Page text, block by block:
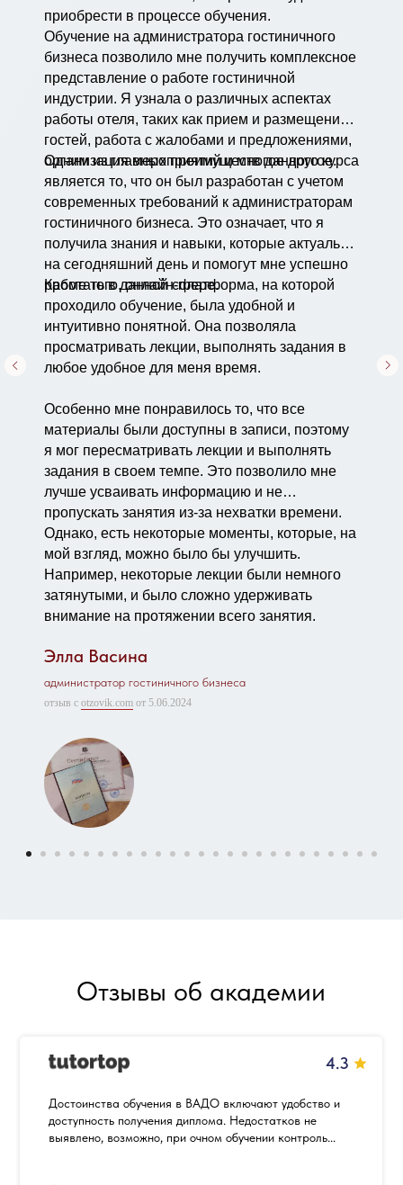
приобрести в процессе обучения.
Обучение на администратора гостиничного
бизнеса позволило мне получить комплексное
представление о работе гостиничной
индустрии. Я узнала о различных аспектах
работы отеля, таких как прием и размещение
гостей, работа с жалобами и предложениями,
организация мероприятий и многое другое.
Одним из главных преимуществ данного курса
является то, что он был разработан с учетом
современных требований к администраторам
гостиничного бизнеса. Это означает, что я
получила знания и навыки, которые актуальны
на сегодняшний день и помогут мне успешно
работать в данной сфере.
Кроме того, онлайн-платформа, на которой
проходило обучение, была удобной и
интуитивно понятной. Она позволяла
просматривать лекции, выполнять задания в
любое удобное для меня время.
Особенно мне понравилось то, что все
материалы были доступны в записи, поэтому
я мог пересматривать лекции и выполнять
задания в своем темпе. Это позволило мне
лучше усваивать информацию и не
пропускать занятия из-за нехватки времени.
Однако, есть некоторые моменты, которые, на
мой взгляд, можно было бы улучшить.
Например, некоторые лекции были немного
затянутыми, и было сложно удерживать
внимание на протяжении всего занятия.
Элла Васина
администратор гостиничного бизнеса
отзыв с otzovik.com от 5.06.2024
Отзывы об академии
Достоинства обучения в ВАДО включают удобство и
доступность получения диплома. Недостатков не
выявлено, возможно, при очном обучении контроль...
4.3